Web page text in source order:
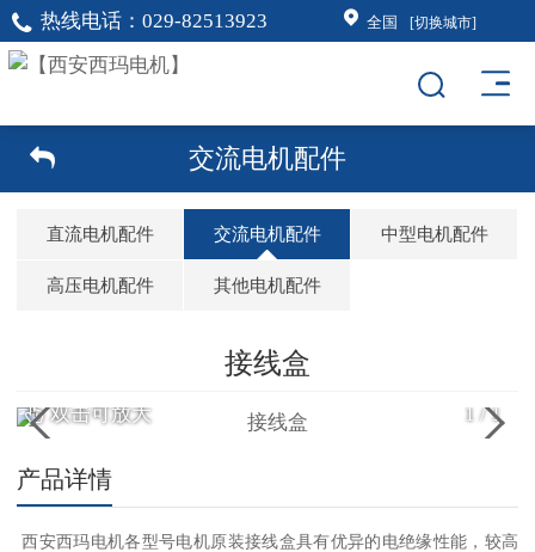
热线电话： 029-82513923 全国 [切换城市]
交流电机配件
直流电机配件 交流电机配件 中型电机配件
高压电机配件 其他电机配件
接线盒
1 /1
双击可放大
产品详情
西安西玛电机各型号电机原装接线盒具有优异的电绝缘性能，较高